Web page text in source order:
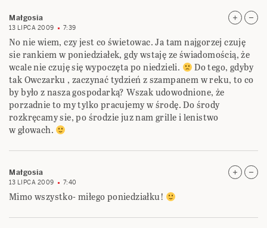
Małgosia
13 LIPCA 2009 7:39
No nie wiem, czy jest co świetowac. Ja tam najgorzej czuję
sie rankiem w poniedziałek, gdy wstaję ze świadomością, że
wcale nie czuję się wypoczęta po niedzieli.
Do tego, gdyby
tak Owczarku , zaczynać tydzień z szampanem w reku, to co
by było z nasza gospodarką? Wszak udowodnione, że
porzadnie to my tylko pracujemy w środę. Do środy
rozkręcamy sie, po środzie juz nam grille i lenistwo
w głowach.
Małgosia
13 LIPCA 2009 7:40
Mimo wszystko- miłego poniedziałku!